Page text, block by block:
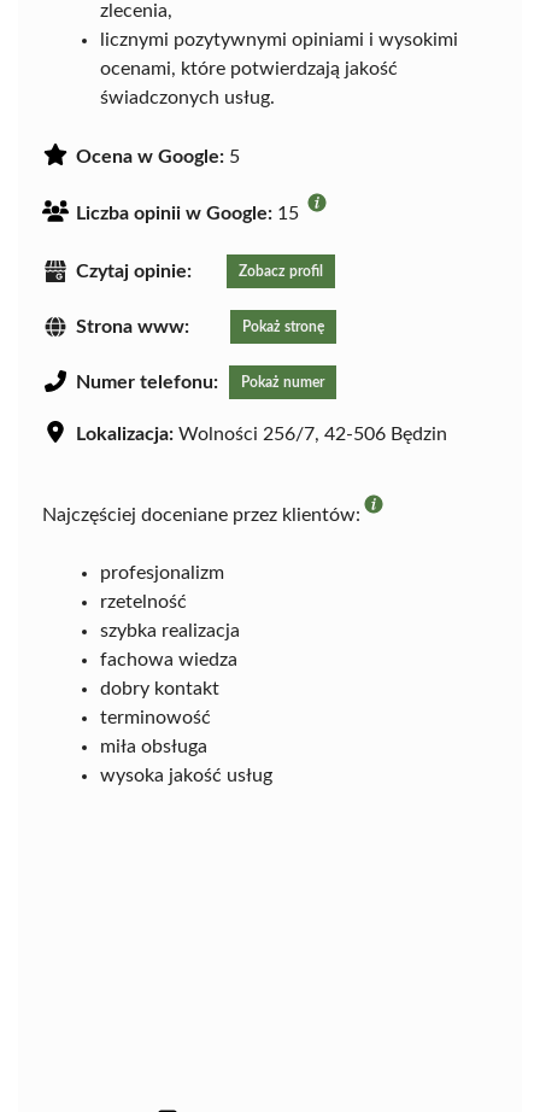
zlecenia,
licznymi pozytywnymi opiniami i wysokimi
ocenami, które potwierdzają jakość
świadczonych usług.
Ocena w Google: 5
Liczba opinii w Google: 15
Czytaj opinie: Zobacz profil
Strona www: Pokaż stronę
Numer telefonu: Pokaż numer
Lokalizacja: Wolności 256/7, 42-506 Będzin
Najczęściej doceniane przez klientów:
profesjonalizm
rzetelność
szybka realizacja
fachowa wiedza
dobry kontakt
terminowość
miła obsługa
wysoka jakość usług